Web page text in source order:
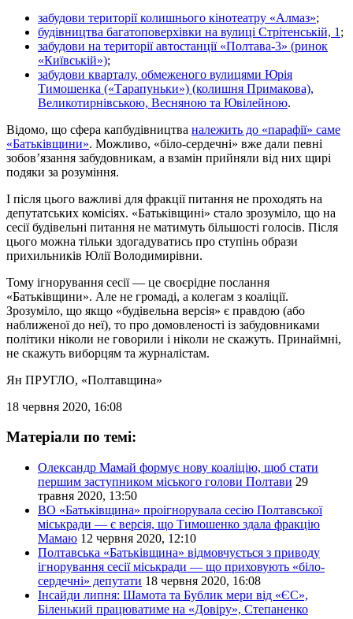
забудови території колишнього кінотеатру «Алмаз»;
будівництва багатоповерхівки на вулиці Стрітенській, 1 ;
забудови на території автостанції «Полтава-3» (ринок
«Київській»);
забудови кварталу, обмеженого вулицями Юрія
Тимошенка («Тарапуньки») (колишня Примакова),
Великотирнівською, Весняною та Ювілейною.
Відомо, що сфера капбудівництва належить до «парафії» саме
«Батьківщини». Можливо, «біло-сердечні» вже дали певні
зобов’язання забудовникам, а взамін прийняли від них щирі
подяки за розуміння.
І після цього важливі для фракції питання не проходять на
депутатських комісіях. «Батьківщині» стало зрозуміло, що на
сесії будівельні питання не матимуть більшості голосів. Після
цього можна тільки здогадуватись про ступінь образи
прихильників Юлії Володимирівни.
Тому ігнорування сесії — це своєрідне послання
«Батьківщини». Але не громаді, а колегам з коаліції.
Зрозуміло, що якщо «будівельна версія» є правдою (або
наближеної до неї), то про домовленості із забудовниками
політики ніколи не говорили і ніколи не скажуть. Принаймні,
не скажуть виборцям та журналістам.
Ян ПРУГЛО, «Полтавщина»
18 червня 2020, 16:08
Матеріали по темі:
Олександр Мамай формує нову коаліцію, щоб стати
першим заступником міського голови Полтави 29
травня 2020, 13:50
ВО «Батьківщина» проігнорувала сесію Полтавської
міськради — є версія, що Тимошенко здала фракцію
Мамаю 12 червня 2020, 12:10
Полтавська «Батьківщина» відмовчується з приводу
ігнорування сесії міськради — що приховують «біло-
сердечні» депутати 18 червня 2020, 16:08
Інсайди липня: Шамота та Бублик мери від «ЄС»,
Біленький працюватиме на «Довіру», Степаненко